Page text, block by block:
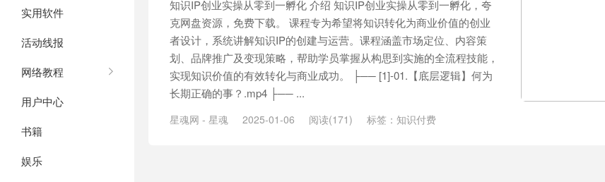
实用软件
活动线报
网络教程
用户中心
书籍
娱乐
知识IP创业实操从零到一孵化 介绍 知识IP创业实操从零到一孵化，夸
克网盘资源，免费下载。 课程专为希望将知识转化为商业价值的创业
者设计，系统讲解知识IP的创建与运营。课程涵盖市场定位、内容策
划、品牌推广及变现策略，帮助学员掌握从构思到实施的全流程技能，
实现知识价值的有效转化与商业成功。 ├── [1]-01.【底层逻辑】何为
长期正确的事？.mp4 ├── ...
星魂网 - 星魂 2025-01-06 阅读(171) 标签： 知识付费